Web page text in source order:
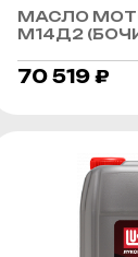
МАСЛО
М14Д2
70 519 ₽